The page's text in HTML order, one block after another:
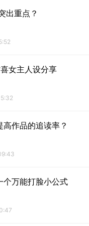
出重点？
女主人设分享
作品的追读率？
个万能打脸小公式